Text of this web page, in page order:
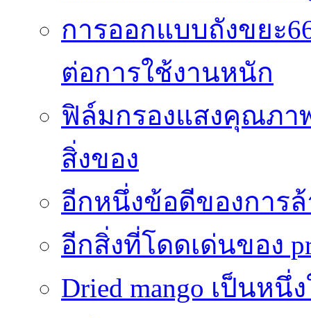
การออกแบบถังขยะ
ต่อการใช้งานหนัก
ฟิล์มกรองแสงคุณภา
สิ่งของ
อีกหนึ่งข้อดีของการ
อีกสิ่งที่โดดเด่นของ
Dried mango เป็นห